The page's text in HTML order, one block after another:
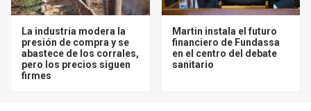
La industria modera la
presión de compra y se
abastece de los corrales,
pero los precios siguen
firmes
Martin instala el futuro
financiero de Fundassa
en el centro del debate
sanitario